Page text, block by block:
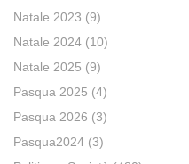
Natale 2023 (9)
Natale 2024 (10)
Natale 2025 (9)
Pasqua 2025 (4)
Pasqua 2026 (3)
Pasqua2024 (3)